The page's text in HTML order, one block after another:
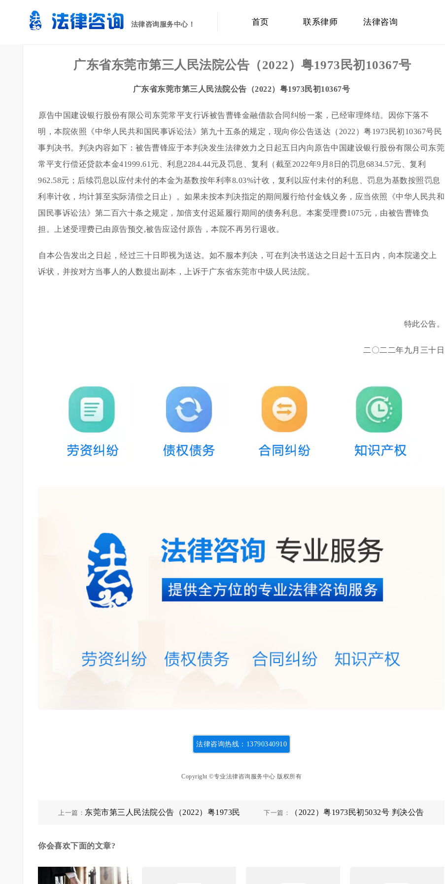
法律咨询服务中心！ 首页 联系律师 法律咨询
广东省东莞市第三人民法院公告（2022）粤1973民初10367号
广东省东莞市第三人民法院公告（2022）粤1973民初10367号
原告中国建设银行股份有限公司东莞常平支行诉被告曹锋金融借款合同纠纷一案，已经审理终结。因你下落不
明，本院依照《中华人民共和国民事诉讼法》第九十五条的规定，现向你公告送达（2022）粤1973民初10367号民
事判决书。判决内容如下：被告曹锋应于本判决发生法律效力之日起五日内向原告中国建设银行股份有限公司东莞
常平支行偿还贷款本金41999.61元、利息2284.44元及罚息、复利（截至2022年9月8日的罚息6834.57元、复利
962.58元；后续罚息以应付未付的本金为基数按年利率8.03%计收，复利以应付未付的利息、罚息为基数按照罚息
利率计收，均计算至实际清偿之日止）。如果未按本判决指定的期间履行给付金钱义务，应当依照《中华人民共和
国民事诉讼法》第二百六十条之规定，加倍支付迟延履行期间的债务利息。本案受理费1075元，由被告曹锋负
担。上述受理费已由原告预交,被告应迳付原告，本院不再另行退收。
自本公告发出之日起，经过三十日即视为送达。如不服本判决，可在判决书送达之日起十五日内，向本院递交上
诉状，并按对方当事人的人数提出副本，上诉于广东省东莞市中级人民法院。
特此公告。
二〇二二年九月三十日
法律咨询热线：13790340910
Copyright ©专业法律咨询服务中心 版权所有
上一篇： 东莞市第三人民法院公告（2022）粤1973民 下一篇： （2022）粤1973民初5032号 判决公告
你会喜欢下面的文章?